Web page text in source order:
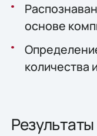
основе
количества
Результаты